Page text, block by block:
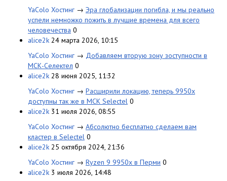
YaColo Хостинг → Эра глобализации погибла, и мы реально
успели немножко пожить в лучшие времена для всего
человечества 0
alice2k 24 марта 2026, 10:15
YaColo Хостинг → Добавляем вторую зону зоступности в
МСК-Селектел 0
alice2k 28 июня 2025, 11:32
YaColo Хостинг → Расширили локацию, теперь 9950x
доступны так же в МСК Selectel 0
alice2k 31 июля 2026, 08:55
YaColo Хостинг → Абсолютно бесплатно сделаем вам
кластер в Selectel 0
alice2k 25 октября 2024, 21:36
YaColo Хостинг → Ryzen 9 9950x в Перми 0
alice2k 3 июля 2026, 14:48